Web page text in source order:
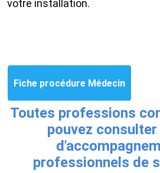
votre installation.
Fiche procédure Médecin
Toutes professions
pouvez consulter
professionnels de